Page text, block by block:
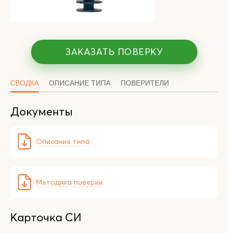
ЗАКАЗАТЬ ПОВЕРКУ
СВОДКА ОПИСАНИЕ ТИПА ПОВЕРИТЕЛИ
Документы
Описание типа
Методика поверки
Карточка СИ